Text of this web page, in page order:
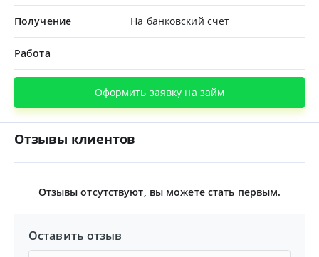
Получение На банковский счет
Работа
Оформить заявку на займ
Отзывы клиентов
Отзывы отсутствуют, вы можете стать первым.
Оставить отзыв